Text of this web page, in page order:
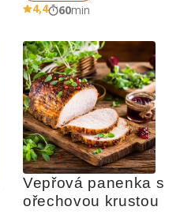
4,4 60min
Vepřová panenka s
ořechovou krustou